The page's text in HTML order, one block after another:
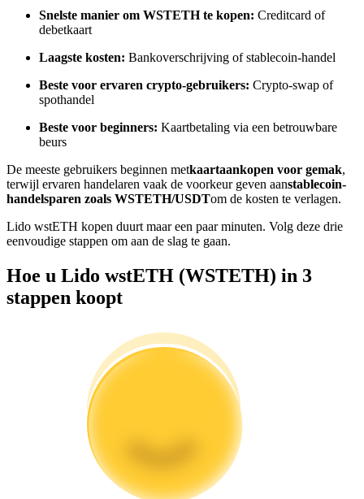
Word een Copy Trader
Geniet van winstdeling en copy trading commissies
Informatie
Futures-startgids
Snelste manier om WSTETH te kopen: Creditcard of
debetkaart
Laagste kosten: Bankoverschrijving of stablecoin-handel
Beste voor ervaren crypto-gebruikers: Crypto-swap of
spothandel
Beste voor beginners: Kaartbetaling via een betrouwbare
beurs
De meeste gebruikers beginnen metkaartaankopen voor gemak,
terwijl ervaren handelaren vaak de voorkeur geven aanstablecoin-
handelsparen zoals WSTETH/USDTom de kosten te verlagen.
Lido wstETH kopen duurt maar een paar minuten. Volg deze drie
eenvoudige stappen om aan de slag te gaan.
Hoe u Lido wstETH (WSTETH) in 3
stappen koopt